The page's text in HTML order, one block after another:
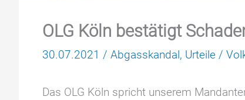
OLG Köln bestätigt
30.07.2021 / Abgasskandal, Urteile /
Das OLG Köln spricht unserem